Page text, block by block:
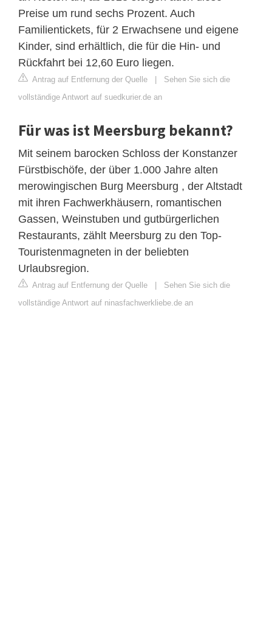
Preise um rund sechs Prozent. Auch
Familientickets, für 2 Erwachsene und eigene
Kinder, sind erhältlich, die für die Hin- und
Rückfahrt bei 12,60 Euro liegen.
Antrag auf Entfernung der Quelle | Sehen Sie sich die
vollständige Antwort auf suedkurier.de an
Für was ist Meersburg bekannt?
Mit seinem barocken Schloss der Konstanzer
Fürstbischöfe, der über 1.000 Jahre alten
merowingischen Burg Meersburg , der Altstadt
mit ihren Fachwerkhäusern, romantischen
Gassen, Weinstuben und gutbürgerlichen
Restaurants, zählt Meersburg zu den Top-
Touristenmagneten in der beliebten
Urlaubsregion.
Antrag auf Entfernung der Quelle | Sehen Sie sich die
vollständige Antwort auf ninasfachwerkliebe.de an